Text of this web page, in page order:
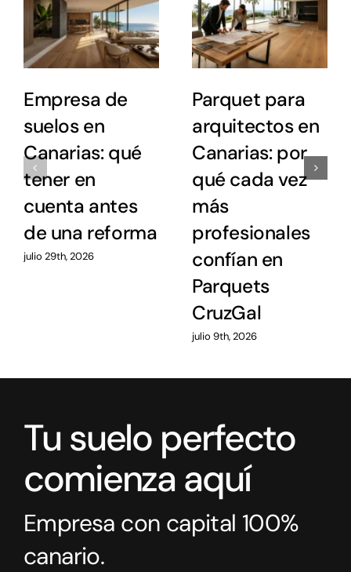
Empresa de
suelos en
Canarias: qué
tener en
cuenta antes
de una reforma
julio 29th, 2026
Parquet para
arquitectos en
Canarias: por
qué cada vez
más
profesionales
confían en
Parquets
CruzGal
julio 9th, 2026
Tu suelo perfecto
comienza aquí
Empresa con capital 100%
canario.